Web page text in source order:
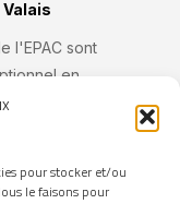
pour stocker et/ou
le faisons pour
Valais
l'EPAC sont
en
formation
BD, du jeu
garantit,